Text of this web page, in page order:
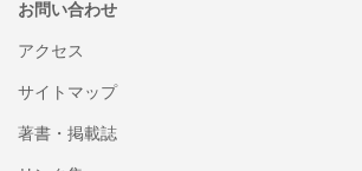
お問い合わせ
アクセス
サイトマップ
著書・掲載誌